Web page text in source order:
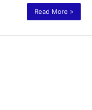
Read More »